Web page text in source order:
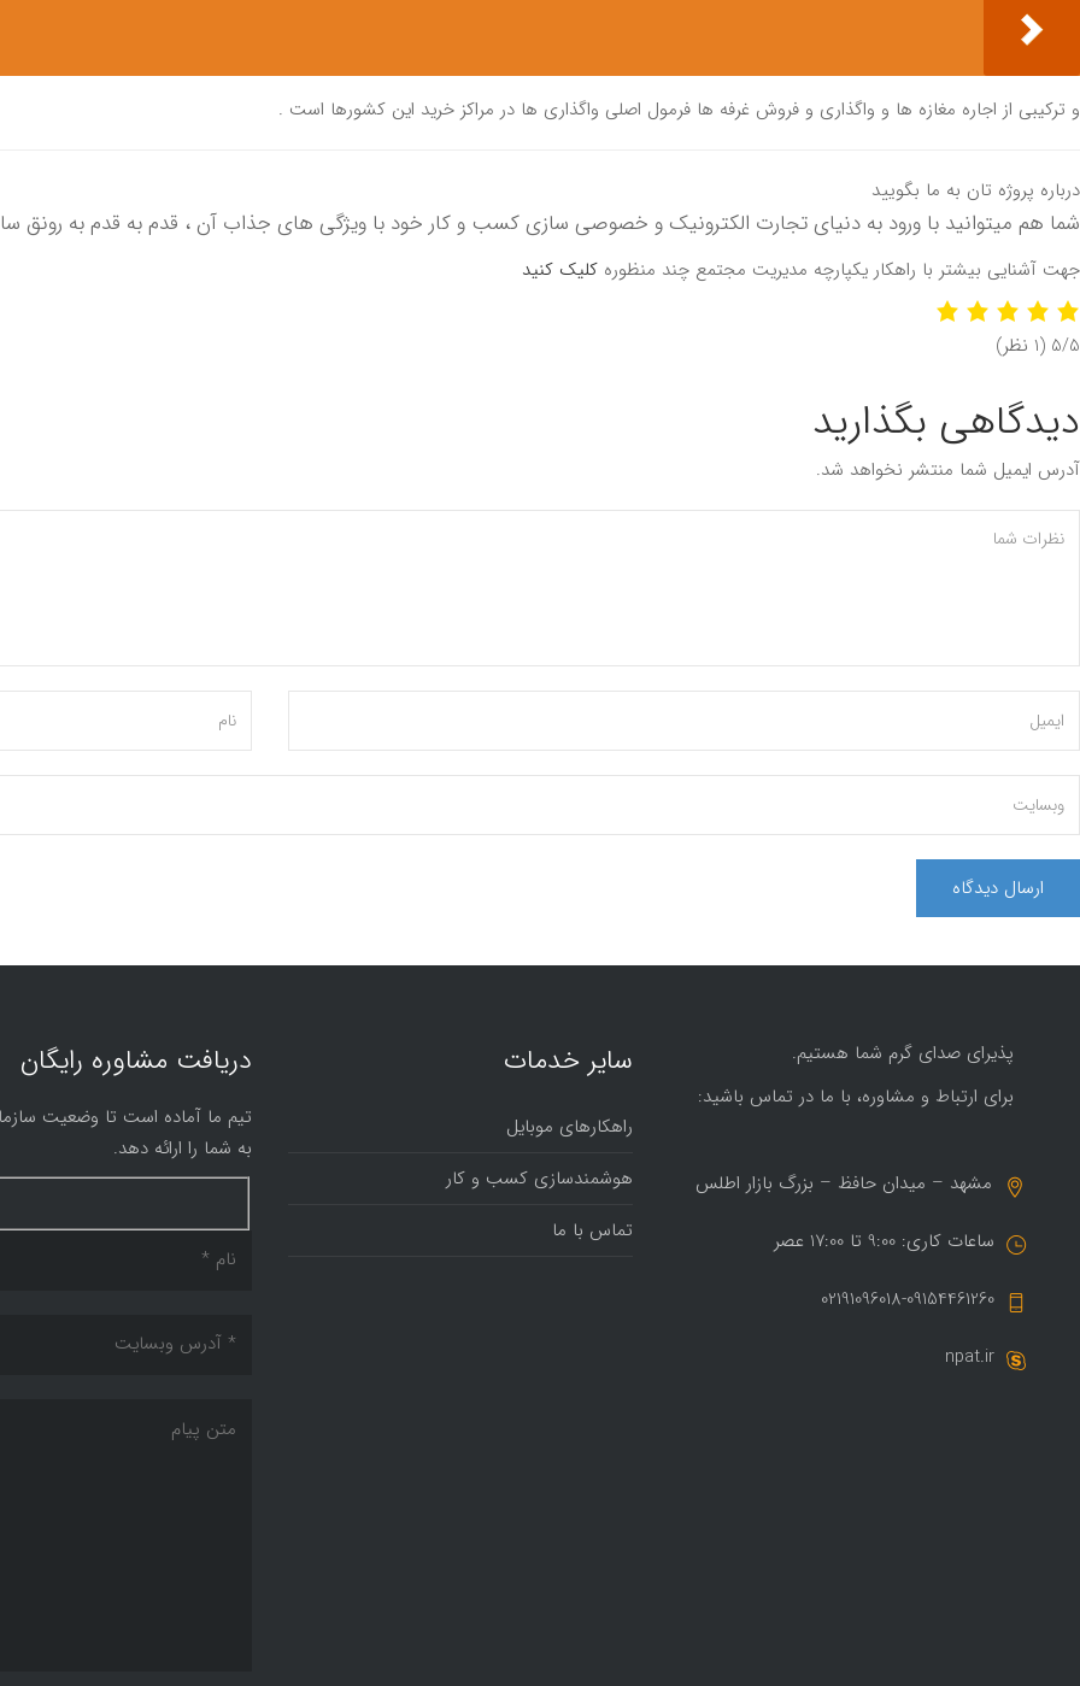
و ترکیبی از اجاره مغازه ها و واگذاری و فروش غرفه ها فرمول اصلی واگذاری ها در مراکز خرید این کشورها است .
درباره پروژه تان به ما بگویید
شما هم میتوانید با ورود به دنیای تجارت الکترونیک و خصوصی سازی کسب و کار خود با ویژگی های جذاب آن ، قدم به قدم به رونق
جهت آشنایی بیشتر با راهکار یکپارچه مدیریت مجتمع چند منظوره کلیک کنید
‫5/5 ‫(1 نظر)
دیدگاهی بگذارید
آدرس ایمیل شما منتشر نخواهد شد.
دریافت مشاوره رایگان
تیم ما آماده است تا وضعیت
به شما را ارائه دهد.
سایر خدمات
راهکارهای موبایل
هوشمندسازی کسب و کار
تماس با ما
پذیرای صدای گرم شما هستیم.
برای ارتباط و مشاوره، با ما در تماس باشید:
مشهد – میدان حافظ – بزرگ بازار اطلس
ساعات کاری: 9:00 تا 17:00 عصر
02191096018-09154461260
npat.ir